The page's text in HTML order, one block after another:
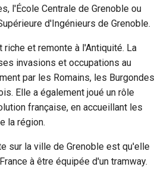
l'École Centrale de Grenoble ou
d'Ingénieurs de Grenoble.
et remonte à l'Antiquité. La
invasions et occupations au
par les Romains, les Burgondes
Elle a également joué un rôle
française, en accueillant les
la région.
sur la ville de Grenoble est qu'elle
à être équipée d'un tramway.